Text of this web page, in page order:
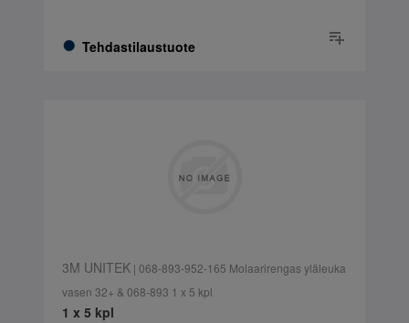
Tehdastilaustuote
3M UNITEK| 068-893-952-165 Molaarirengas yläleuka
vasen 32+ & 068-893 1 x 5 kpl
1 x 5 kpl